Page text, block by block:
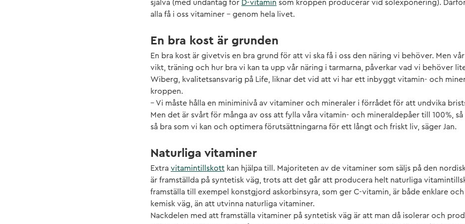
själva (med undantag för D-vitamin som kroppen producerar vid solexponering).
alla få i oss vitaminer – genom hela livet.
En bra kost är grunden
En bra kost är givetvis en bra grund för att vi ska få i oss den näring vi behöver. Men vår
vikt, träning och hur bra vi kan ta upp vår näring i tarmarna, påverkar vad vi behöver
Wiberg, kvalitetsansvarig på Life, liknar det vid att vi har ett inbyggt vitamin- och
kroppen.
– Vi måste hålla en miniminivå av vitaminer och mineraler i förrådet för att undvika
Men det är svårt för många av oss att fylla våra vitamin- och mineraldepåer till 100%,
så bra som vi kan och optimera förutsättningarna för ett långt och friskt liv, säger Jan.
Naturliga vitaminer
Extra vitamintillskott kan hjälpa till. Majoriteten av de vitaminer som säljs på den
är framställda på syntetisk väg, trots att det går att producera helt naturliga
framställa till exempel konstgjord askorbinsyra, som ger C-vitamin, är både enklare
kemisk väg, än att utvinna naturliga vitaminer.
Nackdelen med att framställa vitaminer på syntetisk väg är att man då isolerar och